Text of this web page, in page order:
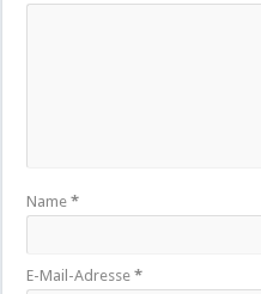
Name*
E-Mail-Adresse*